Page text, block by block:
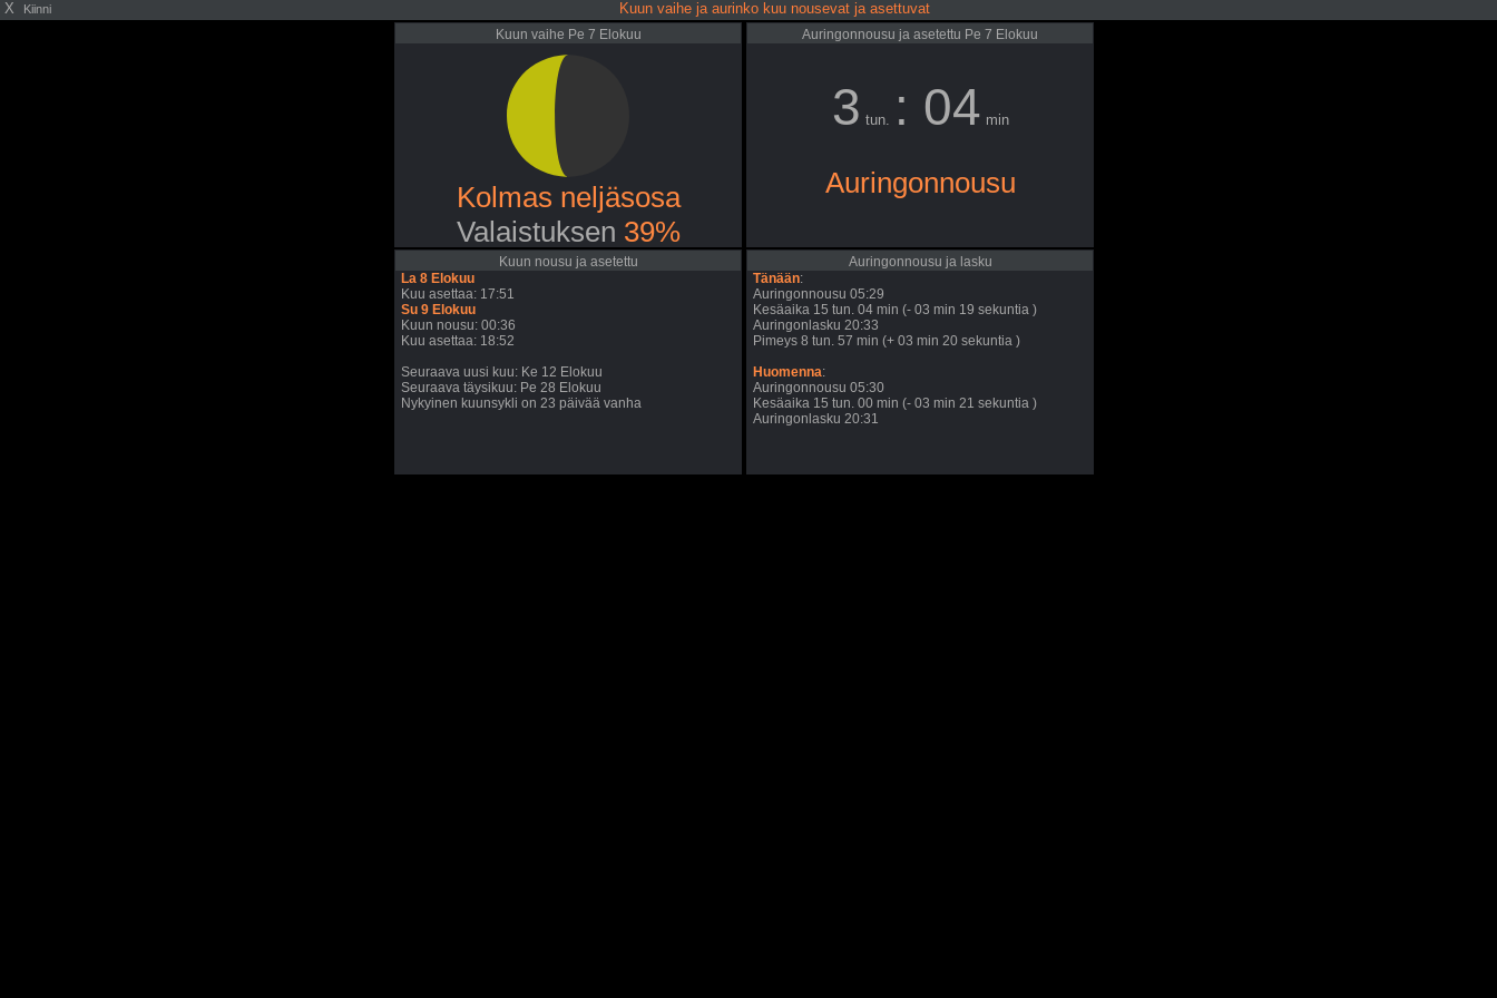
X Kiinni Kuun vaihe ja aurinko kuu nousevat ja asettuvat
Kuun vaihe Pe 7 Elokuu
Kolmas neljäsosa
Valaistuksen 39%
Auringonnousu ja asetettu Pe 7 Elokuu
3 tun. : 04 min
Auringonnousu
Kuun nousu ja asetettu
La 8 Elokuu
Kuu asettaa: 17:51
Su 9 Elokuu
Kuun nousu: 00:36
Kuu asettaa: 18:52
Seuraava uusi kuu: Ke 12 Elokuu
Seuraava täysikuu: Pe 28 Elokuu
Nykyinen kuunsykli on 23 päivää vanha
Auringonnousu ja lasku
Tänään:
Auringonnousu 05:29
Kesäaika 15 tun. 04 min (- 03 min 19 sekuntia )
Auringonlasku 20:33
Pimeys 8 tun. 57 min (+ 03 min 20 sekuntia )
Huomenna:
Auringonnousu 05:30
Kesäaika 15 tun. 00 min (- 03 min 21 sekuntia )
Auringonlasku 20:31